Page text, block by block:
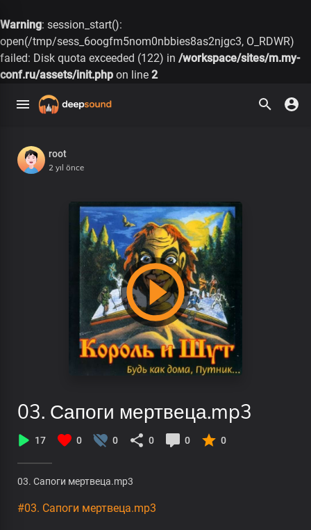
Warning: session_start():
open(/tmp/sess_6oogfm5nom0nbbies8as2njgc3, O_RDWR)
failed: Disk quota exceeded (122) in /workspace/sites/m.my-
conf.ru/assets/init.php on line 2
root
2 yıl önce
03. Сапоги мертвеца.mp3
17 0 0 0 0 0
03. Сапоги мертвеца.mp3
#03. Сапоги мертвеца.mp3